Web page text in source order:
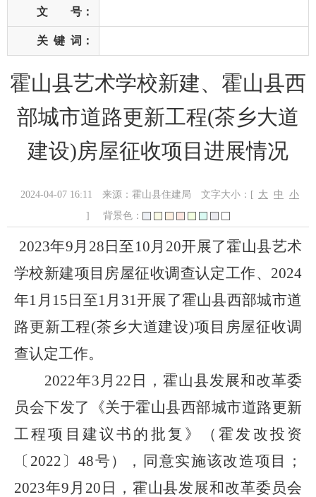
文 号：
关 键 词：
霍山县艺术学校新建、霍山县西
部城市道路更新工程(茶乡大道
建设)房屋征收项目进展情况
2024-04-07 16:11 来源：霍山县住建局 文字大小：[ 大 中
小
]
背景色：
2023年9 月 28 日至10 月 20开展了霍山县艺术
学校新建项目房屋征收调查认定工作、 2024
年1 月 15 日至1 月 31开展了霍山县西部城市道
路更新工程(茶乡大道建设)项目房屋征收调
查认定工作。
2022年3 月 22 日，霍山县发展和改革委
员会下发了《关于霍山县西部城市道路更新
工程项目 建议书的批复》（霍发改投资
〔 2022 〕48号） ， 同意实施该改造项目
；
2023年9 月 20 日，霍山县发展和改革委员会